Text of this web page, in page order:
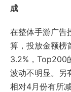
成
在整体手游广告
算，投放金额榜
3.2%，Top200
波动不明显。另
相对4月份有所减